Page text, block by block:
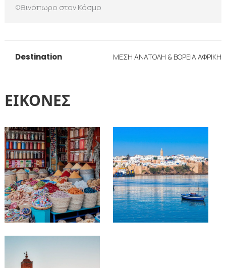
Φθινόπωρο στον Κόσμο
Destination ΜΕΣΗ ΑΝΑΤΟΛΗ & ΒΟΡΕΙΑ ΑΦΡΙΚΗ
ΕΙΚΟΝΕΣ